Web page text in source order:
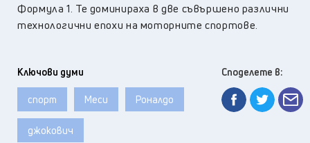
Формула 1. Те доминираха в две съвършено различни
технологични епохи на моторните спортове.
Ключови думи
спорт Меси Роналдо
джокович
Споделете в: